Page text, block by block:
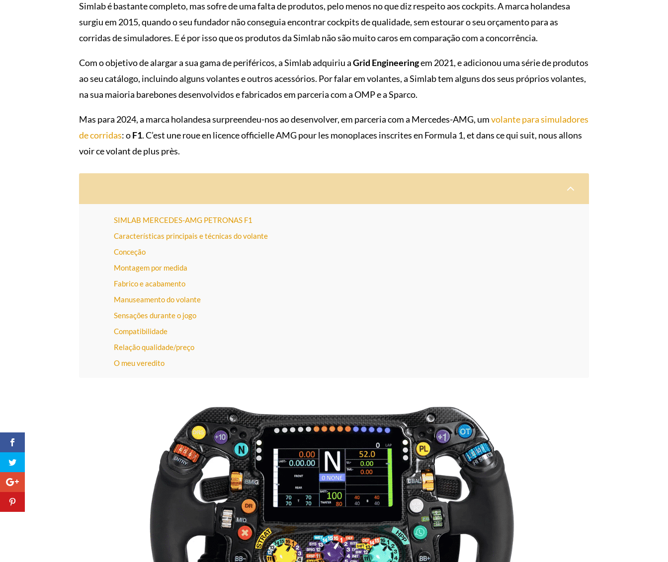
Simlab é bastante completo, mas sofre de uma falta de produtos, pelo menos no que diz respeito aos cockpits. A marca holandesa
surgiu em 2015, quando o seu fundador não conseguia encontrar cockpits de qualidade, sem estourar o seu orçamento para as
corridas de simuladores. E é por isso que os produtos da Simlab não são muito caros em comparação com a concorrência.
Com o objetivo de alargar a sua gama de periféricos, a Simlab adquiriu aGrid Engineeringem 2021, e adicionou uma série de produtos
ao seu catálogo, incluindo alguns volantes e outros acessórios. Por falar em volantes, a Simlab tem alguns dos seus próprios volantes,
na sua maioria barebones desenvolvidos e fabricados em parceria com a OMP e a Sparco.
Mas para 2024, a marca holandesa surpreendeu-nos ao desenvolver, em parceria com a Mercedes-AMG, umvolante para simuladores
de corridas: oF1. C’est une roue en licence officielle AMG pour les monoplaces inscrites en Formula 1, et dans ce qui suit, nous allons
voir ce volant de plus près.
2
SIMLAB MERCEDES-AMG PETRONAS F1
Características principais e técnicas do volante
Conceção
Montagem por medida
Fabrico e acabamento
Manuseamento do volante
Sensações durante o jogo
Compatibilidade
Relação qualidade/preço
O meu veredito